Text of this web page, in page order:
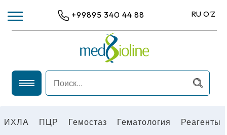
+99895 340 44 88 RU OʻZ
ИХЛА ПЦР Гемостаз Гематология Реагенты
ИХЛА